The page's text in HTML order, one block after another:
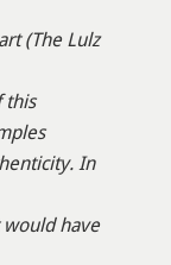
(The Lulz
this
In
have